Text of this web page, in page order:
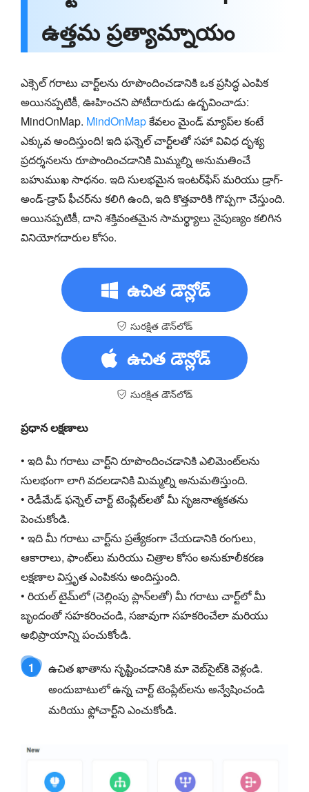
ఉత్తమ ప్రత్యామ్నాయం
ఎక్సెల్ గరాటు చార్ట్‌లను రూపొందించడానికి ఒక ప్రసిద్ధ ఎంపిక
అయినప్పటికీ, ఊహించని పోటీదారుడు ఉద్భవించాడు:
MindOnMap. MindOnMapకేవలం మైండ్ మ్యాప్‌ల కంటే
ఎక్కువ అందిస్తుంది! ఇది ఫన్నెల్ చార్ట్‌లతో సహా వివిధ దృశ్య
ప్రదర్శనలను రూపొందించడానికి మిమ్మల్ని అనుమతించే
బహుముఖ సాధనం. ఇది సులభమైన ఇంటర్‌ఫేస్ మరియు డ్రాగ్-
అండ్-డ్రాప్ ఫీచర్‌ను కలిగి ఉంది, ఇది కొత్తవారికి గొప్పగా చేస్తుంది.
అయినప్పటికీ, దాని శక్తివంతమైన సామర్థ్యాలు నైపుణ్యం కలిగిన
వినియోగదారుల కోసం.
ఉచిత డౌన్లోడ్
సురక్షిత డౌన్‌లోడ్
ఉచిత డౌన్లోడ్
సురక్షిత డౌన్‌లోడ్
ప్రధాన లక్షణాలు
• ఇది మీ గరాటు చార్ట్‌ని రూపొందించడానికి ఎలిమెంట్‌లను
సులభంగా లాగి వదలడానికి మిమ్మల్ని అనుమతిస్తుంది.
• రెడీమేడ్ ఫన్నెల్ చార్ట్ టెంప్లేట్‌లతో మీ సృజనాత్మకతను
పెంచుకోండి.
• ఇది మీ గరాటు చార్ట్‌ను ప్రత్యేకంగా చేయడానికి రంగులు,
ఆకారాలు, ఫాంట్‌లు మరియు చిత్రాల కోసం అనుకూలీకరణ
లక్షణాల విస్తృత ఎంపికను అందిస్తుంది.
• రియల్ టైమ్‌లో (చెల్లింపు ప్లాన్‌లతో) మీ గరాటు చార్ట్‌లో మీ
బృందంతో సహకరించండి, సజావుగా సహకరించేలా మరియు
అభిప్రాయాన్ని పంచుకోండి.
1
ఉచిత ఖాతాను సృష్టించడానికి మా వెబ్‌సైట్‌కి వెళ్లండి.
అందుబాటులో ఉన్న చార్ట్ టెంప్లేట్‌లను అన్వేషించండి
మరియు ఫ్లోచార్ట్‌ని ఎంచుకోండి.